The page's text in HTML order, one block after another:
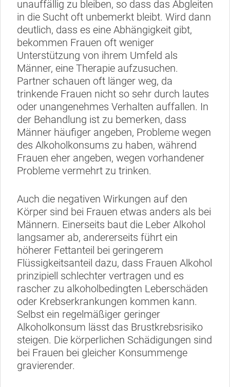
unauffällig zu bleiben, so dass das Abgleiten
in die Sucht oft unbemerkt bleibt. Wird dann
deutlich, dass es eine Abhängigkeit gibt,
bekommen Frauen oft weniger
Unterstützung von ihrem Umfeld als
Männer, eine Therapie aufzusuchen.
Partner schauen oft länger weg, da
trinkende Frauen nicht so sehr durch lautes
oder unangenehmes Verhalten auffallen. In
der Behandlung ist zu bemerken, dass
Männer häufiger angeben, Probleme wegen
des Alkoholkonsums zu haben, während
Frauen eher angeben, wegen vorhandener
Probleme vermehrt zu trinken.
Auch die negativen Wirkungen auf den
Körper sind bei Frauen etwas anders als bei
Männern. Einerseits baut die Leber Alkohol
langsamer ab, andererseits führt ein
höherer Fettanteil bei geringerem
Flüssigkeitsanteil dazu, dass Frauen Alkohol
prinzipiell schlechter vertragen und es
rascher zu alkoholbedingten Leberschäden
oder Krebserkrankungen kommen kann.
Selbst ein regelmäßiger geringer
Alkoholkonsum lässt das Brustkrebsrisiko
steigen. Die körperlichen Schädigungen sind
bei Frauen bei gleicher Konsummenge
gravierender.